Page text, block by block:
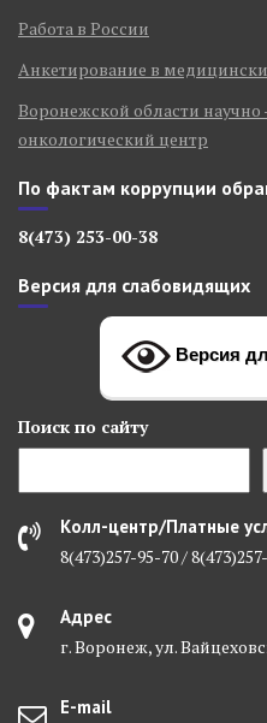
Работа в России
Анкетирование в
Воронежской области
онкологический центр
По фактам коррупции
8(473) 253-00-38
Версия для слабовидящих
Версия
Поиск по сайту
Колл-центр/Платные
8(473)257-95-70 /
Адрес
г. Воронеж, ул.
E-mail